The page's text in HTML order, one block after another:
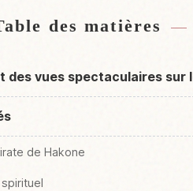
des matières
vues spectaculaires sur
de Hakone